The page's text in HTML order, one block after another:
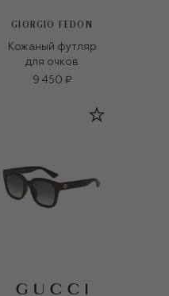
GIORGIO FEDON
Кожаный футляр
для очков
9 450 ₽